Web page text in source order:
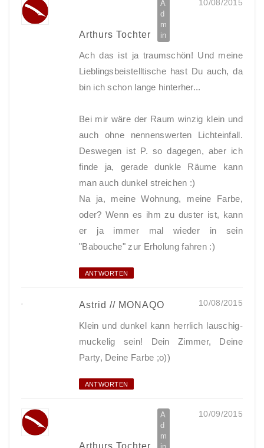
Arthurs Tochter
10/08/2015
Ach das ist ja traumschön! Und meine
Lieblingsbeistelltische hast Du auch, da
bin ich schon lange hinterher...
Bei mir wäre der Raum winzig klein und
auch ohne nennenswerten Lichteinfall.
Deswegen ist P. so dagegen, aber ich
finde ja, gerade dunkle Räume kann
man auch dunkel streichen :)
Na ja, meine Wohnung, meine Farbe,
oder? Wenn es ihm zu duster ist, kann
er ja immer mal wieder in sein
"Babouche" zur Erholung fahren :)
ANTWORTEN
Astrid // MONAQO 10/08/2015
Klein und dunkel kann herrlich lauschig-
muckelig sein! Dein Zimmer, Deine
Party, Deine Farbe ;o))
ANTWORTEN
Arthurs Tochter
10/09/2015